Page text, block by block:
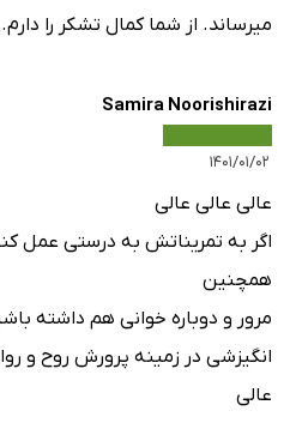
میرساند. از شما کمال تشکر را دارم.
Samira Noorishirazi
۱۴۰۱/۰۱/۰۲
عالی عالی عالی
اگر به تمریناتش به درستی عمل
همچنین
مرور و دوباره خوانی هم داشته
انگیزشی در زمینه پرورش روح و
عالی